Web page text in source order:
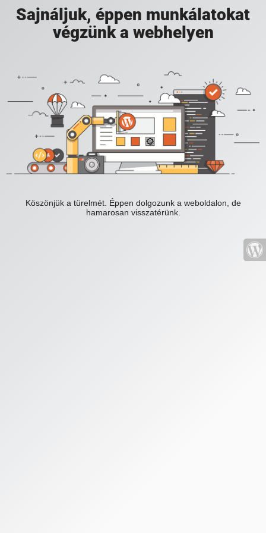
Sajnáljuk, éppen munkálatokat
végzünk a webhelyen
Köszönjük a türelmét. Éppen dolgozunk a weboldalon, de
hamarosan visszatérünk.